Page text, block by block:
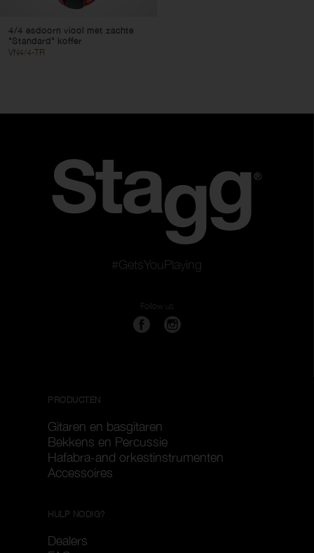
4/4 esdoorn viool met zachte
"Standard" koffer
VN4/4-TR
#GetsYouPlaying
Follow us
PRODUCTEN
Gitaren en basgitaren
Bekkens en Percussie
Hafabra-and orkestinstrumenten
Accessoires
HULP NODIG?
Dealers